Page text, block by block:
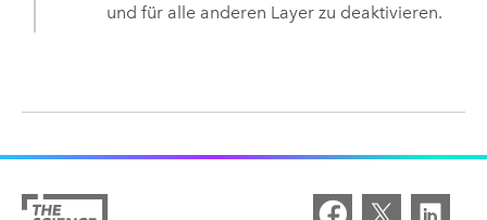
und für alle anderen Layer zu deaktivieren.